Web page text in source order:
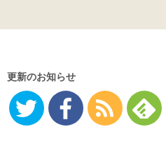
更新のお知らせ